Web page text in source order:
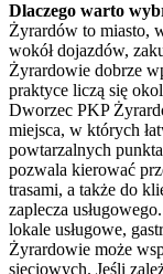
Dlaczego warto
Żyrardów to miasto,
wokół dojazdów,
Żyrardowie dobrze
praktyce liczą się
Dworzec PKP
miejsca, w których
powtarzalnych
pozwala kierować
trasami, a także do
zaplecza
lokale usługowe,
Żyrardowie może
sieciowych. Jeśli